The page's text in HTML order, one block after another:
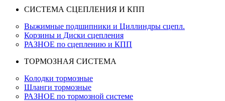
СИСТЕМА СЦЕПЛЕНИЯ И КПП
Выжимные подшипники и Циллиндры сцепл.
Корзины и Диски сцепления
РАЗНОЕ по сцеплению и КПП
ТОРМОЗНАЯ СИСТЕМА
Колодки тормозные
Шланги тормозные
РАЗНОЕ по тормозной системе